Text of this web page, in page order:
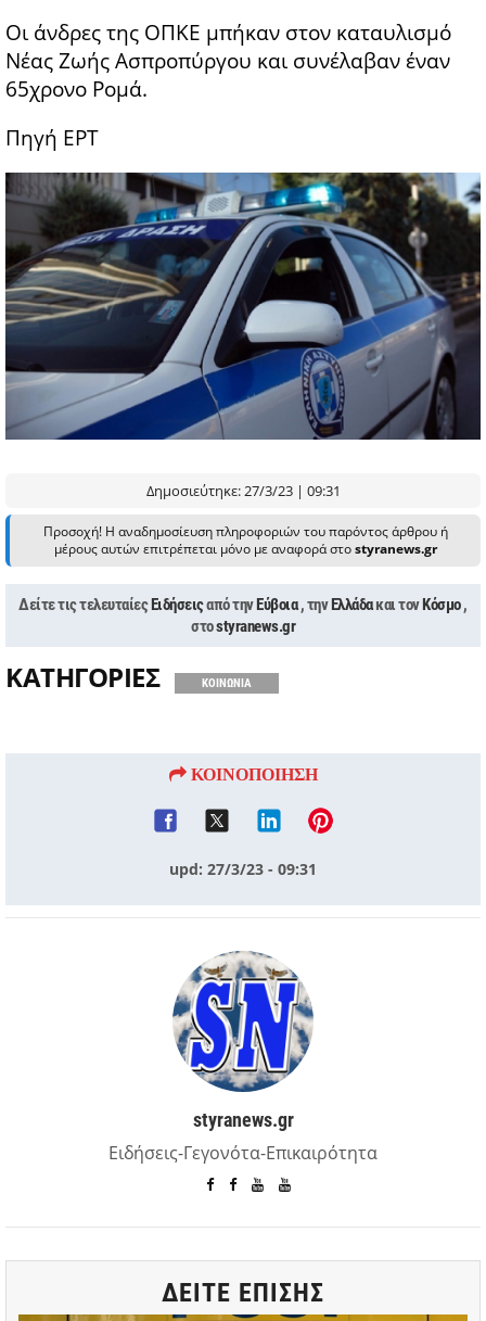
Οι άνδρες της ΟΠΚΕ μπήκαν στον καταυλισμό
Νέας Ζωής Ασπροπύργου και συνέλαβαν έναν
65χρονο Ρομά.
Πηγή ΕΡΤ
Δημοσιεύτηκε: 27/3/23 | 09:31
Προσοχή! Η αναδημοσίευση πληροφοριών του παρόντος άρθρου ή
μέρους αυτών επιτρέπεται μόνο με αναφορά στοstyranews.gr
Δείτε τις τελευταίες Ειδήσειςαπό την Εύβοια , την Ελλάδακαι τον Κόσμο,
στοstyranews.gr
ΚΑΤΗΓΟΡΙΕΣ ΚΟΙΝΩΝΙΑ
ΚΟΙΝΟΠΟΙΗΣΗ
upd: 27/3/23 - 09:31
styranews.gr
Ειδήσεις-Γεγονότα-Επικαιρότητα
ΔΕΙΤΕ ΕΠΙΣΗΣ